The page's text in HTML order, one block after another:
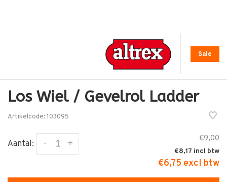
Sale
Los Wiel / Gevelrol Ladder
Artikelcode:103095
Aantal: +
-
€9,00
€8,17
€6,75 excl btw